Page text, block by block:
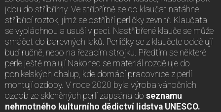
jdou do stříbřírny. Ve stříbřírně se do klaučat natáhne
stříbřicí roztok, jímž se ostříbří perličky zevnitř. Klaučata
se vypláchnou a usuší v peci. Nastříbřené klauče se může
smáčet do barevných laků. Perličky se z klaučete oddělují
buď ručně, nebo na řezacím strojku. Předtím se některé
perle ještě malují Nakonec se materiál rozděluje do
ponikelských chalup, kde domácí pracovnice z perlí
montují ozdoby. V roce 2020 byla výroba vánočních
ozdob ze skleněných perlí zapsána do seznamu
nehmotného kulturního dědictví lidstva UNESCO.